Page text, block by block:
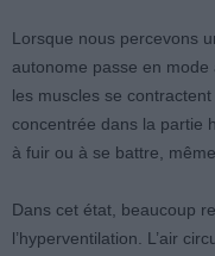
Lorsque nous percevons
autonome passe en mode
les muscles se
concentrée dans la partie
à fuir ou à se battre,
Dans cet état, beaucoup
l’hyperventilation. L’air